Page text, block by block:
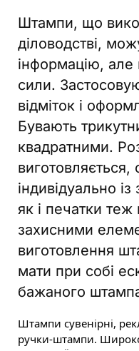
Штампи, що
діловодстві,
інформацію,
сили.
відміток і
Бувають
квадратними.
індивідуально
як і печатки
захисними
виготовлення
мати при собі
бажаного
Штампи сувенірні,
ручки-штампи.